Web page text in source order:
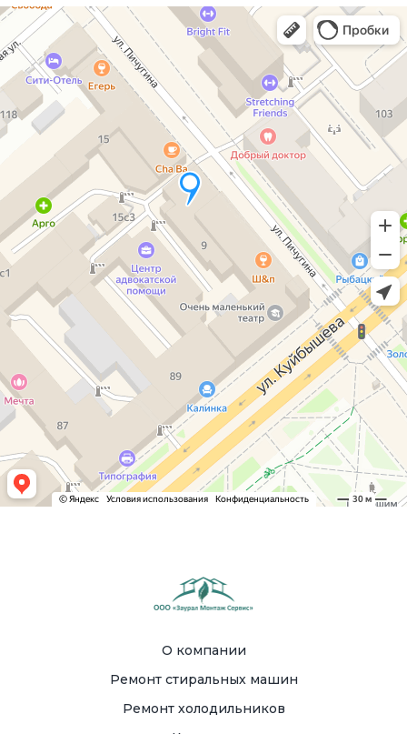
О компании
Ремонт стиральных машин
Ремонт холодильников